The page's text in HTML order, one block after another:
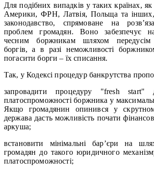
Для подібних випадків у таких країнах,
Америки, ФРН, Латвія, Польща та інших,
законодавство, спрямоване на
проблем громадян. Воно забезпечує
чесним боржникам шляхом передусім
боргів, а в разі неможливості
погасити борги – їх списання.
Так, у Кодексі процедур банкрутства
запровадити процедуру "fresh start"
платоспроможності боржника у
Якщо громадянин опинився у
держава дасть можливість почати
аркуша;
встановити мінімальні бар’єри на
громадян до такого юридичного
платоспроможності;